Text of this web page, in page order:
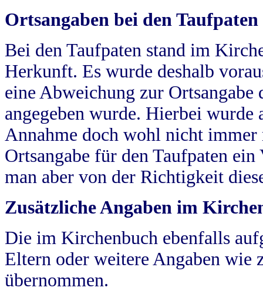
Ortsangaben bei den Taufpaten
Bei den Taufpaten stand im
Herkunft. Es wurde deshalb
eine Abweichung zur
angegeben wurde. Hierbei wurde
Annahme doch wohl nicht
Ortsangabe für den Taufpaten
man aber von der Richtigkeit
Zusätzliche Angaben im
Die im Kirchenbuch ebenfalls
Eltern oder weitere Angaben wie
übernommen.